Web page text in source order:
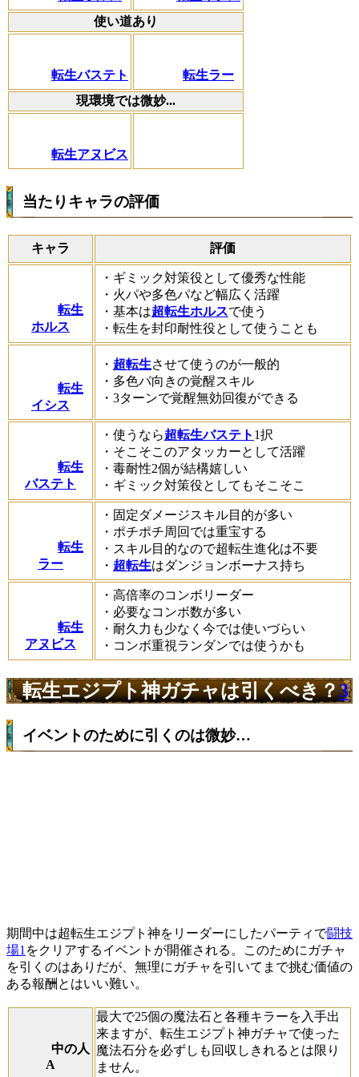
使い道あり
転生バステト
転生ラー
現環境では微妙...
転生アヌビス
当たりキャラの評価
キャラ 評価
転生
ホルス
・ギミック対策役として優秀な性能
・火パや多色パなど幅広く活躍
・基本は超転生ホルスで使う
・転生を封印耐性役として使うことも
転生
イシス
・ 超転生させて使うのが一般的
・多色パ向きの覚醒スキル
・3ターンで覚醒無効回復ができる
転生
バステト
・使うなら超転生バステト 1択
・そこそこのアタッカーとして活躍
・毒耐性2個が結構嬉しい
・ギミック対策役としてもそこそこ
転生
ラー
・固定ダメージスキル目的が多い
・ポチポチ周回では重宝する
・スキル目的なので超転生進化は不要
・ 超転生はダンジョンボーナス持ち
転生
アヌビス
・高倍率のコンボリーダー
・必要なコンボ数が多い
・耐久力も少なく今では使いづらい
・コンボ重視ランダンでは使うかも
転生エジプト神ガチャは引くべき？3
イベントのために引くのは微妙…
期間中は超転生エジプト神をリーダーにしたパーティで闘技
場1 をクリアするイベントが開催される。このためにガチャ
を引くのはありだが、無理にガチャを引いてまで挑む価値の
ある報酬とはいい難い。
中の人
A
最大で25個の魔法石と各種キラーを入手出
来ますが、転生エジプト神ガチャで使った
魔法石分を必ずしも回収しきれるとは限り
ません。